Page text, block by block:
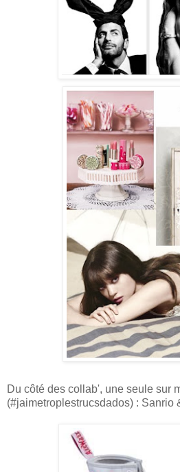
Du côté des collab', une seule sur
(#jaimetroplestrucsdados) : Sanrio